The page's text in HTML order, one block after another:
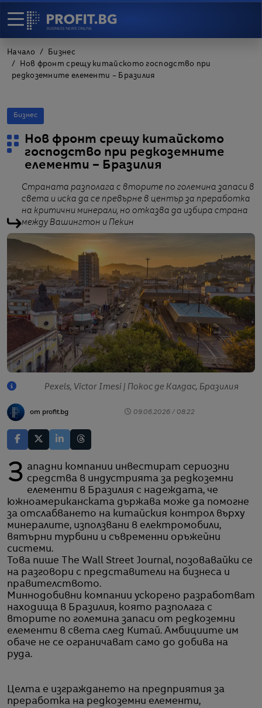
Начало
Бизнес
Нов фронт срещу китайското господство при
редкоземните елементи – Бразилия
Бизнес
Нов фронт срещу китайското
господство при редкоземните
елементи – Бразилия
Страната разполага с вторите по големина запаси в
света и иска да се превърне в център за преработка
на критични минерали, но отказва да избира страна
между Вашингтон и Пекин
Pexels, Victor Imesi | Покос де Калдас, Бразилия
от profit.bg 09.06.2026 / 08:22
Западни компании инвестират сериозни средства в индустрията за редкоземни
елементи в Бразилия с надеждата, че
южноамериканската държава може да помогне
за отслабването на китайския контрол върху
минералите, използвани в електромобили,
вятърни турбини и съвременни оръжейни
системи.
Това пише The Wall Street Journal, позовавайки се
на разговори с представители на бизнеса и
правителството.
Миннодобивни компании ускорено разработват
находища в Бразилия, която разполага с
вторите по големина запаси от редкоземни
елементи в света след Китай. Амбициите им
обаче не се ограничават само до добива на
руда.
Целта е изграждането на предприятия за
преработка на редкоземни елементи,